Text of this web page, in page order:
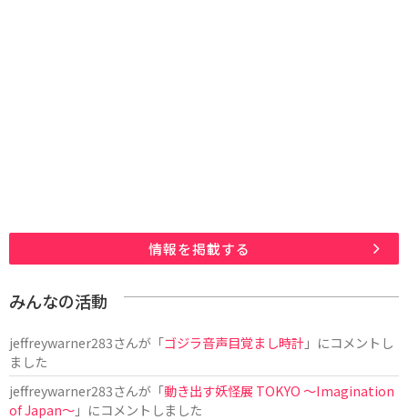
情報を掲載する
みんなの活動
jeffreywarner283さんが「ゴジラ音声目覚まし時計」にコメントし
ました
jeffreywarner283さんが「動き出す妖怪展 TOKYO 〜Imagination
of Japan〜」にコメントしました